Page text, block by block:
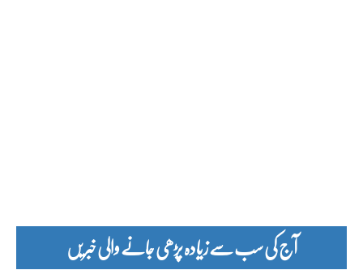
آج کی سب سے زیادہ پڑھی جانے والی خبریں